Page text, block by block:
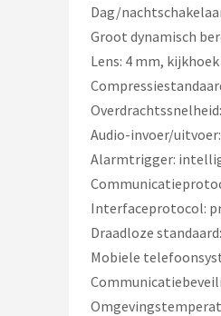
Dag/
Groot dynamisch
Lens: 4 mm,
Audio-invoer/
Alarmtrigger:
Interfaceprotocol:
Draadloze
Mobiele